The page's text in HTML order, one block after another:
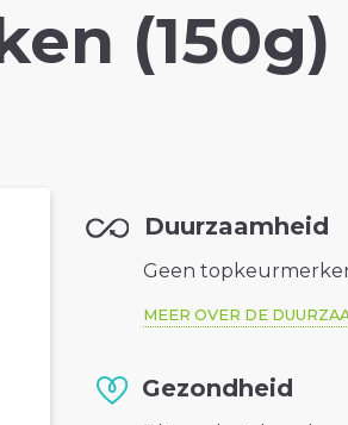
(150g)
Duurzaamheid
Geen
MEER OVER DE
Gezondheid